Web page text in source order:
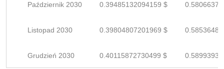
Październik 2030 0.39485132094159 $
Listopad 2030 0.39804807201969 $
Grudzień 2030 0.40115872730499 $